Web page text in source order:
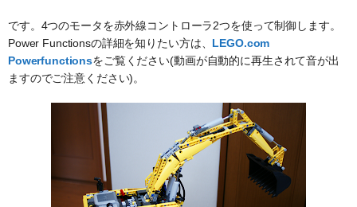
です。4つのモータを赤外線コントローラ2つを使って制御します。
Power Functionsの詳細を知りたい方は、 LEGO.com
Powerfunctionsをご覧ください(動画が自動的に再生されて音が出
ますのでご注意ください)。